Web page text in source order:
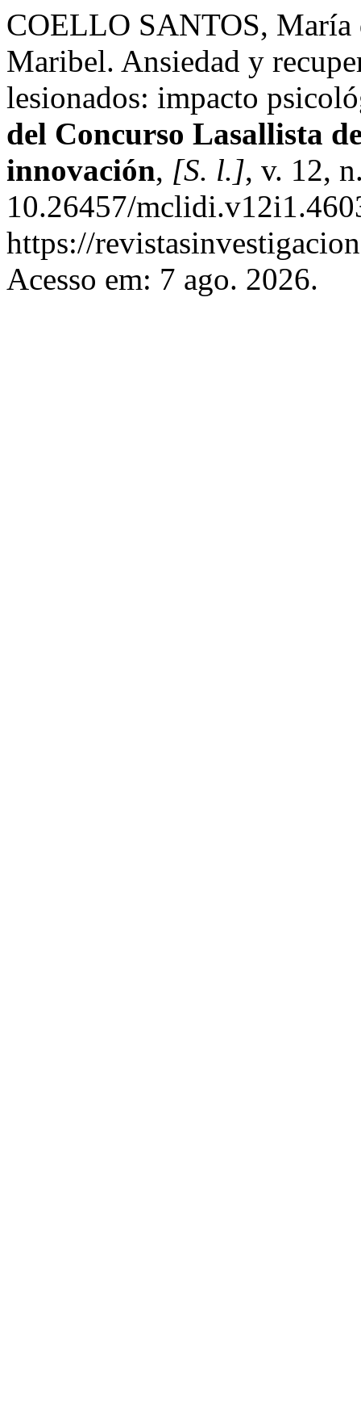
COELLO SANTOS, María
Maribel. Ansiedad y
lesionados: impacto
del Concurso Lasallista
innovación, [S. l.], v. 12,
10.26457/
https://
Acesso em: 7 ago. 2026.